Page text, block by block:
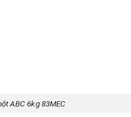
83MEC